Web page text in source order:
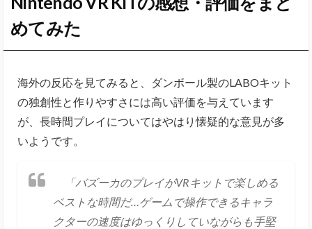
めてみた
海外の反応を見てみると、ダンボール製のLABOキット
の独創性と作りやすさには高い評価を与えています
が、長時間プレイについてはやはり懐疑的な意見が多
いようです。
「バズーカのプレイがVRキットで楽しめる
ベストな時間だ…ゲームで操作できるキャラ
クターの速度はゆっくりしていながらも手堅